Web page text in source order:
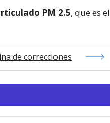
PM 2.5, que es el
de correcciones